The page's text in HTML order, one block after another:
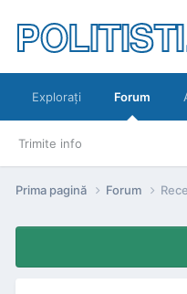
Exploraţi Forum
Trimite info
Prima pagină Forum